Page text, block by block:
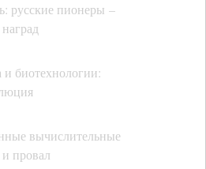
русские пионеры –
и биотехнологии:
вычислительные
провал